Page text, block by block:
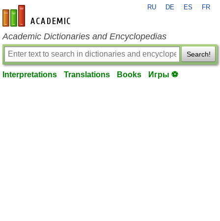
en-academic.com
RU DE ES FR
Academic Dictionaries and Encyclopedias
Search!
Interpretations Translations Books Игры ⚽